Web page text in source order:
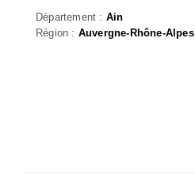
Département : Ain
Région : Auvergne-Rhône-Alpes